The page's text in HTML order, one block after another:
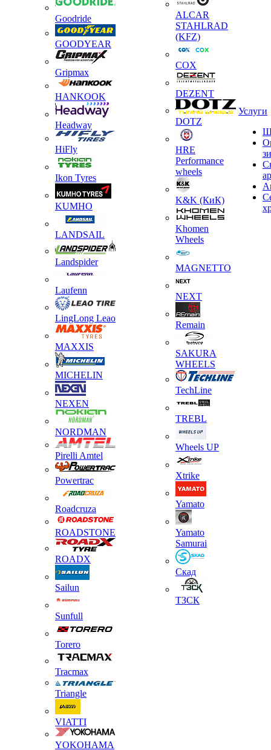
Goodride
GOODYEAR
Gripmax
HANKOOK
Headway
HiFly
Ikon Tyres
KUMHO
LANDSAIL
Landspider
Laufenn
LingLong Leao
MAXXIS
MICHELIN
NEXEN
NORDMAN
Pirelli Amtel
Powertrac
Roadcruza
ROADSTONE
ROADX
Sailun
Sunfull
Torero
Tracmax
Triangle
VIATTI
YOKOHAMA
ALCAR
STAHLRAD
(KFZ)
COX
DEZENT
DOTZ
HRE
Performance
wheels
K&K (КиК)
Khomen
Wheels
MAGNETTO
NEXT
Remain
SAKURA
WHEELS
TechLine
TREBL
Wheels UP
Xtrike
Yamato
Yamato
Samurai
Скад
ТЗСК
Услуги